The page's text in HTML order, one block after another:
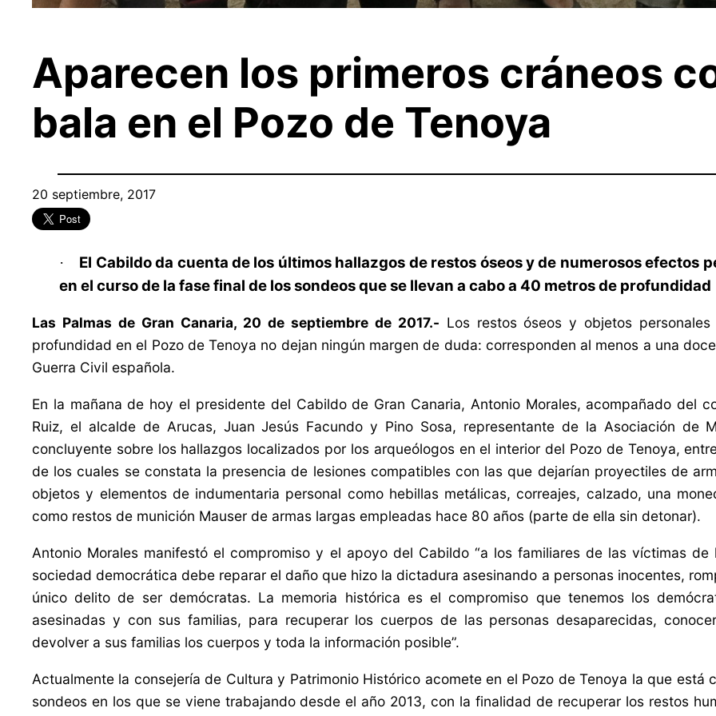
Aparecen los primeros cráneos
bala en el Pozo de Tenoya
20 septiembre, 2017
·
El Cabildo da cuenta de los últimos hallazgos de restos óseos y de numerosos efectos
en el curso de la fase final de los sondeos que se llevan a cabo a 40 metros de profundidad
Las Palmas de Gran Canaria, 20 de septiembre de 2017.- Los restos óseos y objetos
profundidad en el Pozo de Tenoya no dejan ningún margen de duda: corresponden al menos a una
Guerra Civil española.
En la mañana de hoy el presidente del Cabildo de Gran Canaria, Antonio Morales, acompañado del
Ruiz, el alcalde de Arucas, Juan Jesús Facundo y Pino Sosa, representante de la Asociación de
concluyente sobre los hallazgos localizados por los arqueólogos en el interior del Pozo de Tenoya,
de los cuales se constata la presencia de lesiones compatibles con las que dejarían proyectiles de
objetos y elementos de indumentaria personal como hebillas metálicas, correajes, calzado, una
como restos de munición Mauser de armas largas empleadas hace 80 años (parte de ella sin detonar).
Antonio Morales manifestó el compromiso y el apoyo del Cabildo “a los familiares de las víctimas
sociedad democrática debe reparar el daño que hizo la dictadura asesinando a personas inocentes,
único delito de ser demócratas. La memoria histórica es el compromiso que tenemos los
asesinadas y con sus familias, para recuperar los cuerpos de las personas desaparecidas,
devolver a sus familias los cuerpos y toda la información posible”.
Actualmente la consejería de Cultura y Patrimonio Histórico acomete en el Pozo de Tenoya la que
sondeos en los que se viene trabajando desde el año 2013, con la finalidad de recuperar los restos